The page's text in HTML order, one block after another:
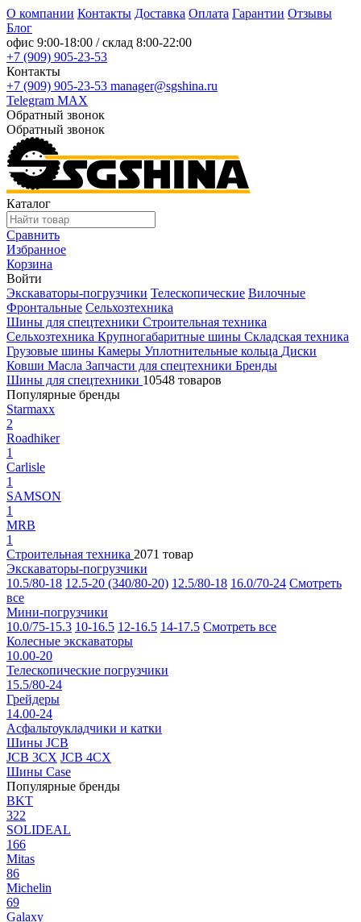
О компании Контакты Доставка Оплата Гарантии Отзывы
Блог
офис 9:00-18:00 / склад 8:00-22:00
+7 (909) 905-23-53
Контакты
+7 (909) 905-23-53 manager@sgshina.ru
Telegram MAX
Обратный звонок
Обратный звонок
Каталог
Сравнить
Избранное
Корзина
Войти
Экскаваторы-погрузчики Телескопические Вилочные
Фронтальные Сельхозтехника
Шины для спецтехники Строительная техника
Сельхозтехника Крупногабаритные шины Складская техника
Грузовые шины Камеры Уплотнительные кольца Диски
Ковши Масла Запчасти для спецтехники Бренды
Шины для спецтехники 10548 товаров
Популярные бренды
Starmaxx
2
Roadhiker
1
Carlisle
1
SAMSON
1
MRB
1
Строительная техника 2071 товар
Экскаваторы-погрузчики
10.5/80-18 12.5-20 (340/80-20) 12.5/80-18 16.0/70-24 Смотреть
все
Мини-погрузчики
10.0/75-15.3 10-16.5 12-16.5 14-17.5 Смотреть все
Колесные экскаваторы
10.00-20
Телескопические погрузчики
15.5/80-24
Грейдеры
14.00-24
Асфальтоукладчики и катки
Шины JCB
JCB 3CX JCB 4CX
Шины Case
Популярные бренды
BKT
322
SOLIDEAL
166
Mitas
86
Michelin
69
Galaxy